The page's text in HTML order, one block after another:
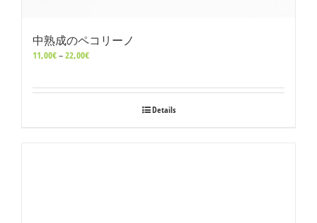
中熟成のペコリーノ
11,00€–22,00€価
11,00€
Details